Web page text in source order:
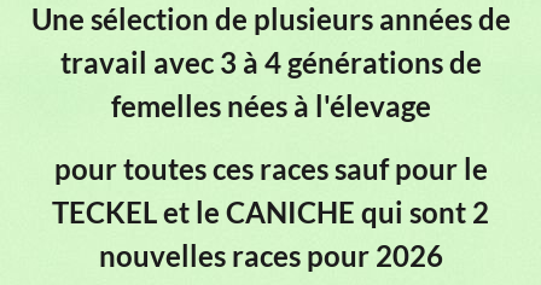
Une sélection de plusieurs années de
travail avec 3 à 4 générations de
femelles nées à l'élevage
pour toutes ces racessauf pour le
TECKEL et le CANICHE qui sont 2
nouvelles races pour 2026